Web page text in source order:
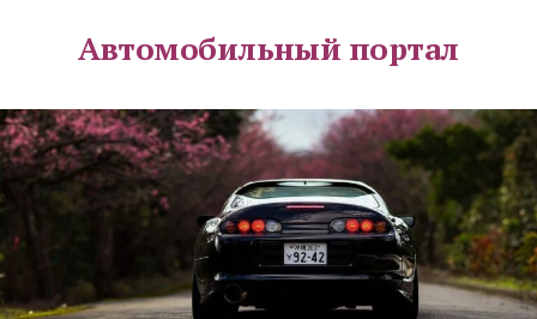
Автомобильный портал